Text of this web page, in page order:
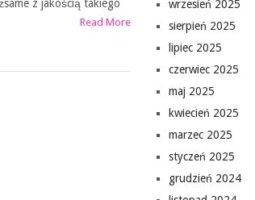
z jakością takiego
Read More
wrzesień 2025
sierpień 2025
lipiec 2025
czerwiec 2025
maj 2025
kwiecień 2025
marzec 2025
styczeń 2025
grudzień 2024